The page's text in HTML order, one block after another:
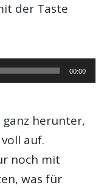
der Taste
00:00
ganz herunter,
auf.
noch mit
was für